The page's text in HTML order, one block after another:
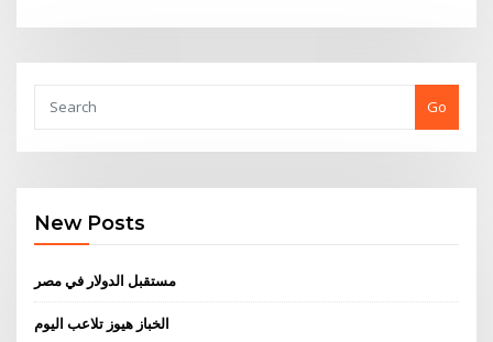
Go
New Posts
مستقبل الدولار في مصر
الخباز هيوز تلاعب اليوم